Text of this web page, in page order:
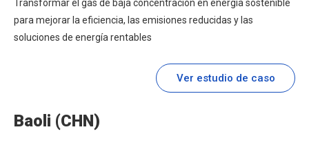
Transformar el gas de baja concentración en energía sostenible
para mejorar la eficiencia, las emisiones reducidas y las
soluciones de energía rentables
Ver estudio de caso
Baoli (CHN)